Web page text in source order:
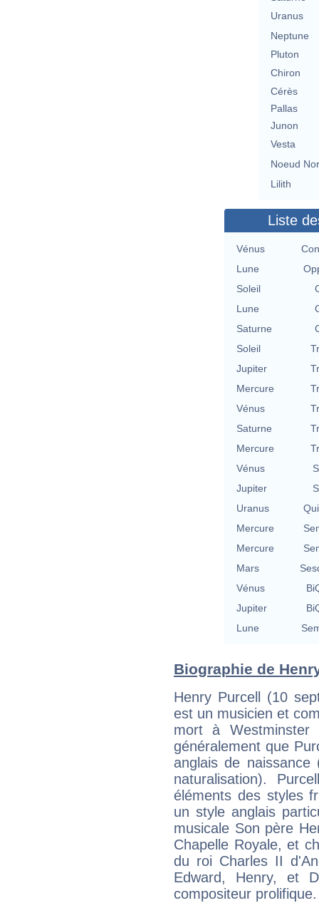
Uranus
Neptune
Pluton
Chiron
Cérès
Pallas
Junon
Vesta
Noeud
Lilith
Liste
Vénus
Lune
Soleil
Lune
Saturne
Soleil
Jupiter
Mercure
Vénus
Saturne
Mercure
Vénus
Jupiter
Uranus
Mercure
Mercure
Mars
Vénus
Jupiter
Lune
Biographie de
Henry Purcell (10
est un musicien et
mort à Westminster
généralement que
anglais de naissance
naturalisation).
éléments des styles
un style anglais
musicale Son père
Chapelle Royale, et
du roi Charles II
Edward, Henry, et
compositeur prolifique.